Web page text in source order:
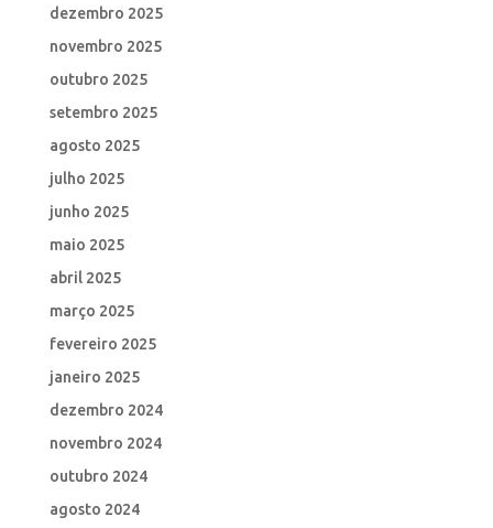
dezembro 2025
novembro 2025
outubro 2025
setembro 2025
agosto 2025
julho 2025
junho 2025
maio 2025
abril 2025
março 2025
fevereiro 2025
janeiro 2025
dezembro 2024
novembro 2024
outubro 2024
agosto 2024